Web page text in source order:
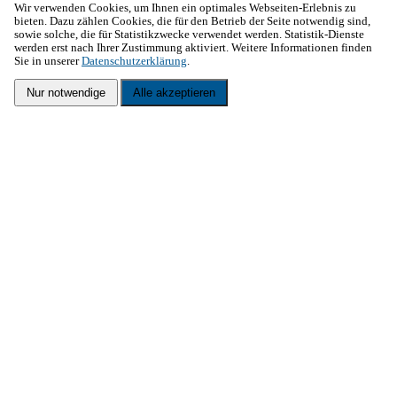
Wir verwenden Cookies, um Ihnen ein optimales Webseiten-Erlebnis zu
bieten. Dazu zählen Cookies, die für den Betrieb der Seite notwendig sind,
sowie solche, die für Statistikzwecke verwendet werden. Statistik-Dienste
werden erst nach Ihrer Zustimmung aktiviert. Weitere Informationen finden
Sie in unsererDatenschutzerklärung
Nur notwendige Alle akzeptieren